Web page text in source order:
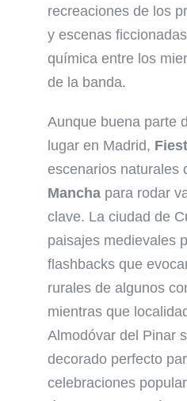
recreaciones de los
y escenas
química entre los
de la banda.
Aunque buena parte
lugar en Madrid,
escenarios naturales
Manchapara rodar
clave. La ciudad de
paisajes medievales
flashbacks que
rurales de algunos
mientras que
Almodóvar del Pinar
decorado perfecto
celebraciones